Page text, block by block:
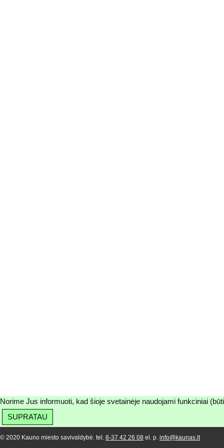
Norime Jus informuoti, kad šioje svetainėje naudojami funkciniai
SUPRATAU
© 2020 Kauno miesto savivaldybė. tel. 8-37 42 26 08 el. p. info@kaunas.lt